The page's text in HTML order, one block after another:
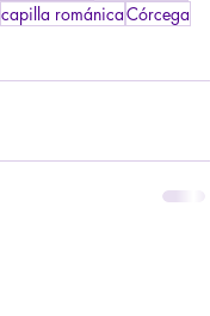
capilla románicaCórcega